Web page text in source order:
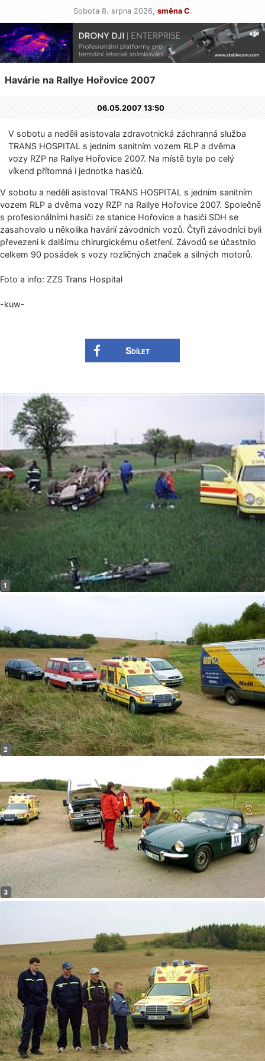
Sobota 8. srpna 2026, směna C.
Havárie na Rallye Hořovice 2007
06.05.2007 13:50
V sobotu a neděli asistovala zdravotnická záchranná služba
TRANS HOSPITAL s jedním sanitním vozem RLP a dvěma
vozy RZP na Rallye Hořovice 2007. Na místě byla po celý
víkend přítomná i jednotka hasičů.
V sobotu a neděli asistoval TRANS HOSPITAL s jedním sanitním
vozem RLP a dvěma vozy RZP na Rallye Hořovice 2007. Společně
s profesionálními hasiči ze stanice Hořovice a hasiči SDH se
zasahovalo u několika havárií závodních vozů. Čtyři závodníci byli
převezeni k dalšímu chirurgickému ošetření. Závodů se účastnilo
celkem 90 posádek s vozy rozličných značek a silných motorů.
Foto a info: ZZS Trans Hospital
-kuw-
Sdílet